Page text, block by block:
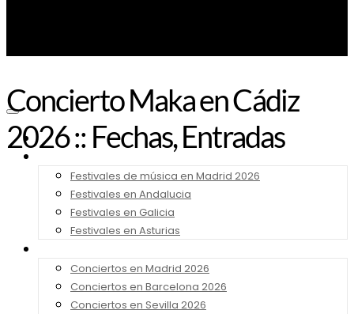
Noticias
Festivales de música en Madrid 2026
Festivales en Andalucia
Festivales en Galicia
Festivales en Asturias
Conciertos en Madrid 2026
Conciertos en Barcelona 2026
Conciertos en Sevilla 2026
Concierto Maka en Cádiz
2026 :: Fechas, Entradas